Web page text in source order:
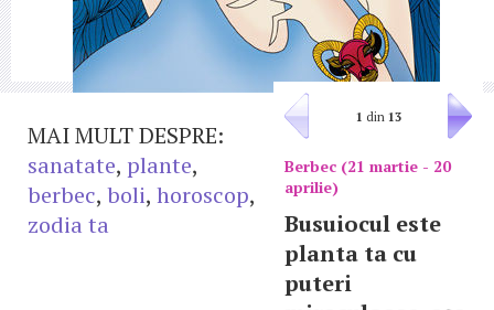
1 din 13
Berbec (21 martie - 20
aprilie)
Busuiocul este
planta ta cu
puteri
MAI MULT DESPRE:
sanatate, plante,
berbec, boli, horoscop,
zodia ta